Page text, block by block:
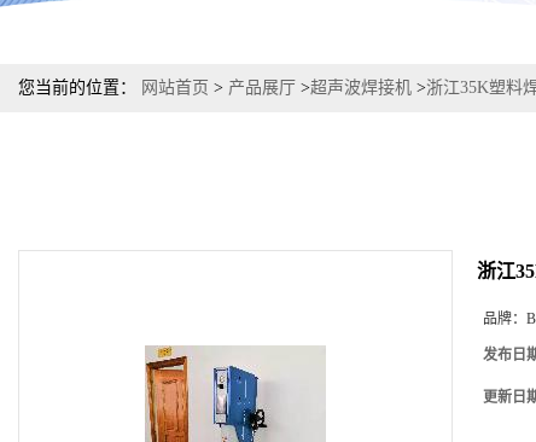
您当前的位置： 网站首页 > 产品展厅 >超声波焊接机 >浙江35K塑料
浙江
品牌：
发布日
更新日